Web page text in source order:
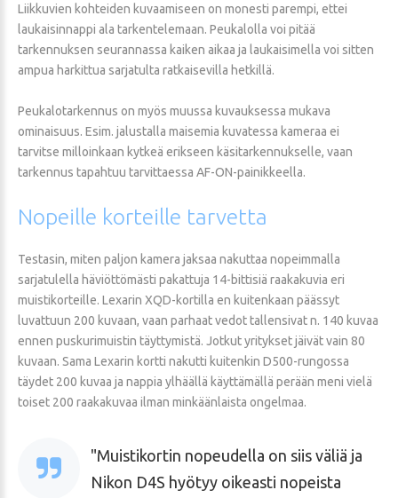
Liikkuvien kohteiden kuvaamiseen on monesti parempi, ettei
laukaisinnappi ala tarkentelemaan. Peukalolla voi pitää
tarkennuksen seurannassa kaiken aikaa ja laukaisimella voi sitten
ampua harkittua sarjatulta ratkaisevilla hetkillä.
Peukalotarkennus on myös muussa kuvauksessa mukava
ominaisuus. Esim. jalustalla maisemia kuvatessa kameraa ei
tarvitse milloinkaan kytkeä erikseen käsitarkennukselle, vaan
tarkennus tapahtuu tarvittaessa AF-ON-painikkeella.
Nopeille korteille tarvetta
Testasin, miten paljon kamera jaksaa nakuttaa nopeimmalla
sarjatulella häviöttömästi pakattuja 14-bittisiä raakakuvia eri
muistikorteille. Lexarin XQD-kortilla en kuitenkaan päässyt
luvattuun 200 kuvaan, vaan parhaat vedot tallensivat n. 140 kuvaa
ennen puskurimuistin täyttymistä. Jotkut yritykset jäivät vain 80
kuvaan. Sama Lexarin kortti nakutti kuitenkin D500-rungossa
täydet 200 kuvaa ja nappia ylhäällä käyttämällä perään meni vielä
toiset 200 raakakuvaa ilman minkäänlaista ongelmaa.
Muistikortin nopeudella on siis väliä ja
Nikon D4S hyötyy oikeasti nopeista